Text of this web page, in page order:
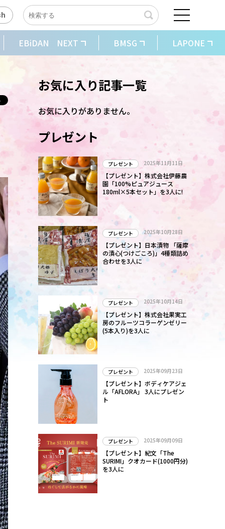
EBiDAN NEXT BMSG LAPONE
お気に入り記事一覧
お気に入りがありません。
プレゼント
プレゼント 2025年11月11日
【プレゼント】株式会社伊藤農
園「100%ピュアジュース
180ml×5本セット」を3人に!
プレゼント 2025年10月28日
【プレゼント】日本漬物 「薩摩
の漬心(つけごころ)」4種類詰め
合わせを3人に
プレゼント 2025年10月14日
【プレゼント】株式会社果実工
房のフルーツコラーゲンゼリー
(5本入り)を3人に
プレゼント 2025年09月23日
【プレゼント】ボディケアジェ
ル「AFLORA」 3人にプレゼン
ト
プレゼント 2025年09月09日
【プレゼント】紀文「The
SURIMI」クオカード(1000円分)
を3人に